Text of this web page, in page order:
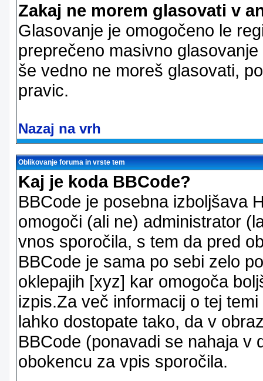
Zakaj ne morem glasovati v
Glasovanje je omogočeno le
preprečeno masivno
še vedno ne moreš glasovati,
pravic.
Nazaj na vrh
Oblikovanje foruma in vrste tem
Kaj je koda BBCode?
BBCode je posebna izboljšava
omogoči (ali ne) administrator
vnos sporočila, s tem da pred
BBCode je sama po sebi zelo
oklepajih [xyz] kar omogoča
izpis.Za več informacij o tej
lahko dostopate tako, da v
BBCode (ponavadi se nahaja v
obokencu za vpis sporočila.